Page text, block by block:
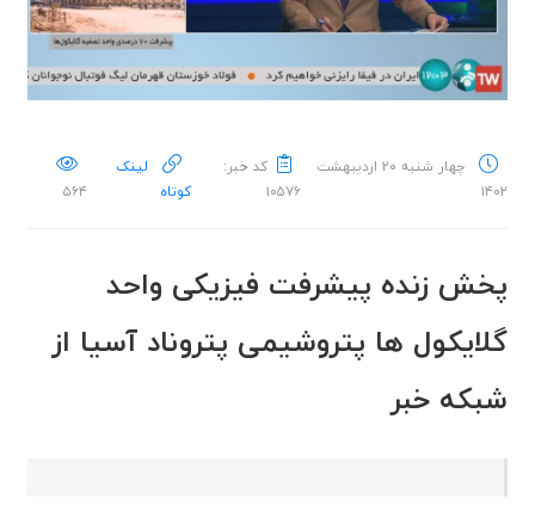
چهار شنبه ۲۰ اردیبهشت
۱۴۰۲
کد خبر:
۱۰۵۷۶
لینک
کوتاه
۵۶۴
پخش زنده پیشرفت فیزیکی واحد
گلایکول ها پتروشیمی پتروناد آسیا از
شبکه خبر